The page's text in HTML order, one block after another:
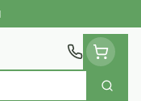
Zoek